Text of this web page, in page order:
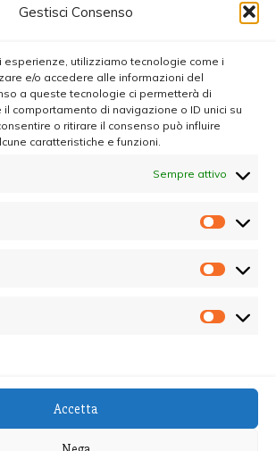
Gestisci Consenso
esperienze, utilizziamo tecnologie come i
e/o accedere alle informazioni del
a queste tecnologie ci permetterà di
comportamento di navigazione o ID unici su
o ritirare il consenso può influire
caratteristiche e funzioni.
Sempre attivo
Accetta
Testata Giornalistica online Registrata
- Direttore Responsabile dott.ssa